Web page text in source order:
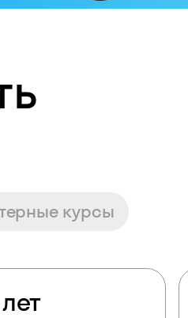
курсы